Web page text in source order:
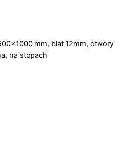
mm, blat 12mm, otwory
na stopach